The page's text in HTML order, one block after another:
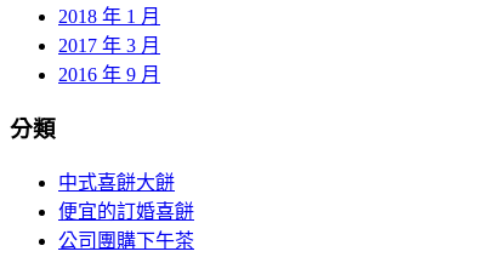
2018 年 1 月
2017 年 3 月
2016 年 9 月
分類
中式喜餅大餅
便宜的訂婚喜餅
公司團購下午茶